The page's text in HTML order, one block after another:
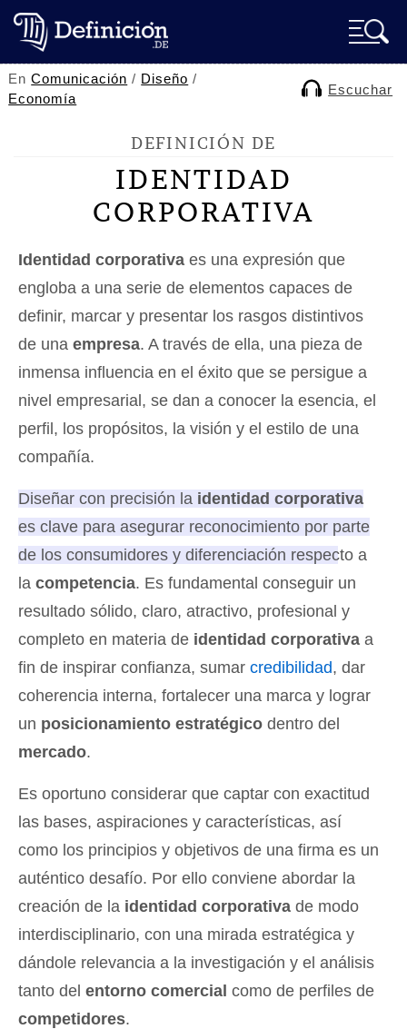
EnComunicación / Diseño /
Economía
Escuchar
DEFINICIÓN DE
IDENTIDAD
CORPORATIVA
Identidad corporativa es una expresión que
engloba a una serie de elementos capaces de
definir, marcar y presentar los rasgos distintivos
de una empresa. A través de ella, una pieza de
inmensa influencia en el éxito que se persigue a
nivel empresarial, se dan a conocer la esencia, el
perfil, los propósitos, la visión y el estilo de una
compañía.
Diseñar con precisión la identidad corporativa
es clave para asegurar reconocimiento por parte
de los consumidores y diferenciación respecto a
la competencia. Es fundamental conseguir un
resultado sólido, claro, atractivo, profesional y
completo en materia de identidad corporativa a
fin de inspirar confianza, sumar credibilidad, dar
coherencia interna, fortalecer una marca y lograr
un posicionamiento estratégico dentro del
mercado.
Es oportuno considerar que captar con exactitud
las bases, aspiraciones y características, así
como los principios y objetivos de una firma es un
auténtico desafío. Por ello conviene abordar la
creación de la identidad corporativa de modo
interdisciplinario, con una mirada estratégica y
dándole relevancia a la investigación y el análisis
tanto del entorno comercial como de perfiles de
competidores.